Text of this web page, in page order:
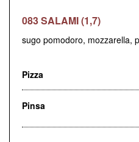
083 SALAMI (1,7)
sugo pomodoro, mozzarella,
Pizza
Pinsa